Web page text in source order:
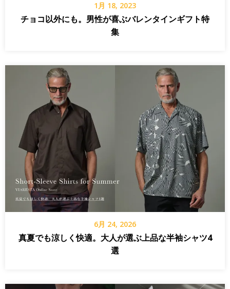
1月 18, 2023
チョコ以外にも。男性が喜ぶバレンタインギフト特
集
6月 24, 2026
真夏でも涼しく快適。大人が選ぶ上品な半袖シャツ4
選